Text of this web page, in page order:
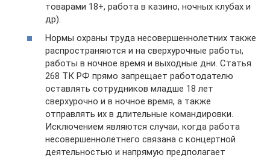
товарами 18+, работа в казино, ночных клубах и
др).
Нормы охраны труда несовершеннолетних также
распространяются и на сверхурочные работы,
работы в ночное время и выходные дни. Статья
268 ТК РФ прямо запрещает работодателю
оставлять сотрудников младше 18 лет
сверхурочно и в ночное время, а также
отправлять их в длительные командировки.
Исключением являются случаи, когда работа
несовершеннолетнего связана с концертной
деятельностью и напрямую предполагает